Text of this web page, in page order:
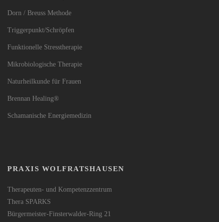
Dorn / Breuss Methode
Triggerpunkt/Schröpfen
Funktionelle Stresstherapie
Mikrobiologische Therapie
Naturheilkunde für Frauen
Brennan Healing®
Schamanische Energiemedizin
PRAXIS WOLFRATSHAUSEN
Therapeuten- und Kompetenzzentrum
Thera SPARKS
Bürgermeister-Finsterwalder-Ring 21